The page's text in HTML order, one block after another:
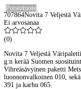
Poistotuote
707864Novita 7 Veljestä
Ei arvosanaa
(0)
Novita 7 Veljestä
g:n kerää Suomen
Vihreäsävyinen paketti
luonnonvalkoinen 010,
391 ja karhu 065.